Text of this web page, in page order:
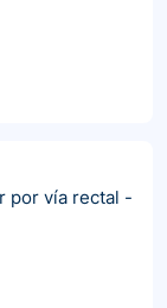
por vía rectal -